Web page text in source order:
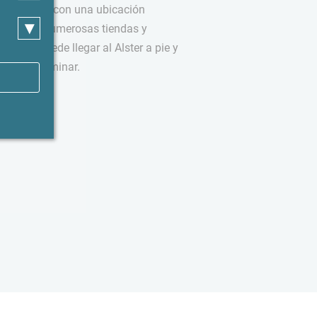
embargo, con una ubicación
Hay numerosas tiendas y
Se puede llegar al Alster a pie y
para caminar.
▾